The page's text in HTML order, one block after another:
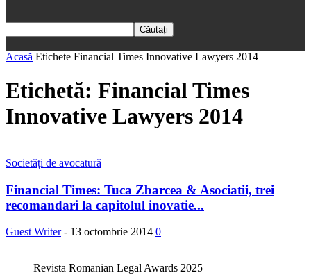
Acasă Etichete Financial Times Innovative Lawyers 2014
Etichetă: Financial Times
Innovative Lawyers 2014
Societăți de avocatură
Financial Times: Tuca Zbarcea & Asociatii, trei
recomandari la capitolul inovatie...
Guest Writer - 13 octombrie 2014 0
Revista Romanian Legal Awards 2025